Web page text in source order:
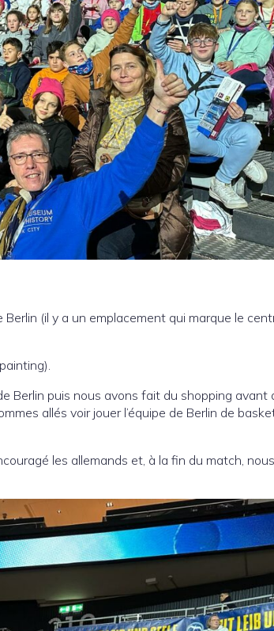
(il y a un emplacement qui marque le
Berlin puis nous avons fait du shopping avant
allés voir jouer l’équipe de Berlin de
les allemands et, à la fin du match, nous